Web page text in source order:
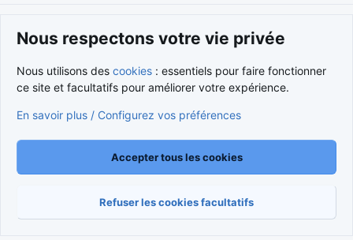
Nous contacter
Conditions et règlement
S
S
Community platform by XenForo® © 2010-2026 XenForo Ltd.
Nous respectons votre vie privée
Nous utilisons des cookies : essentiels pour faire fonctionner
ce site et facultatifs pour améliorer votre expérience.
En savoir plus / Configurez vos préférences
Accepter tous les cookies
Refuser les cookies facultatifs